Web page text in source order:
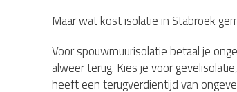
Maar wat kost isolatie in Stabroek
Voor spouwmuurisolatie betaal je
alweer terug. Kies je voor
heeft een terugverdientijd van